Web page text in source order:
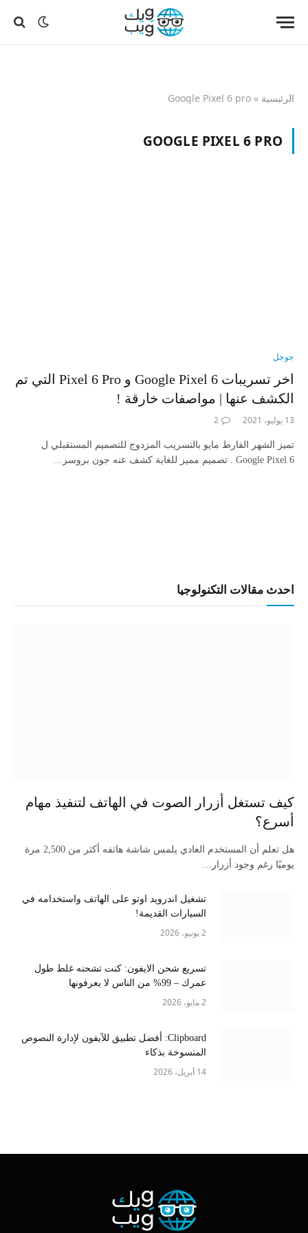
الرئيسية »
Google Pixel 6 pro
GOOGLE PIXEL 6 PRO
جوجل
اخر تسريبات Google Pixel 6 و Pixel 6 Pro التي تم
الكشف عنها | مواصفات خارقة !
13 يوليو، 2021 2
تميز الشهر الفارط مايو بالتسريب المزدوج للتصميم المستقبلي ل
Google Pixel 6 . تصميم مميز للغاية كشف عنه جون بروسر…
احدث مقالات التكنولوجيا
كيف تستغل أزرار الصوت في الهاتف لتنفيذ مهام
أسرع؟
هل تعلم أن المستخدم العادي يلمس شاشة هاتفه أكثر من 2,500 مرة
يوميًا رغم وجود أزرار…
تشغيل اندرويد اوتو على الهاتف واستخدامه في
السيارات القديمة!
2 يونيو، 2026
تسريع شحن الايفون: كنت تشحنه غلط طول
عمرك – 99% من الناس لا يعرفونها
2 مايو، 2026
Clipboard: أفضل تطبيق للآيفون لإدارة النصوص
المنسوخة بذكاء
14 أبريل، 2026